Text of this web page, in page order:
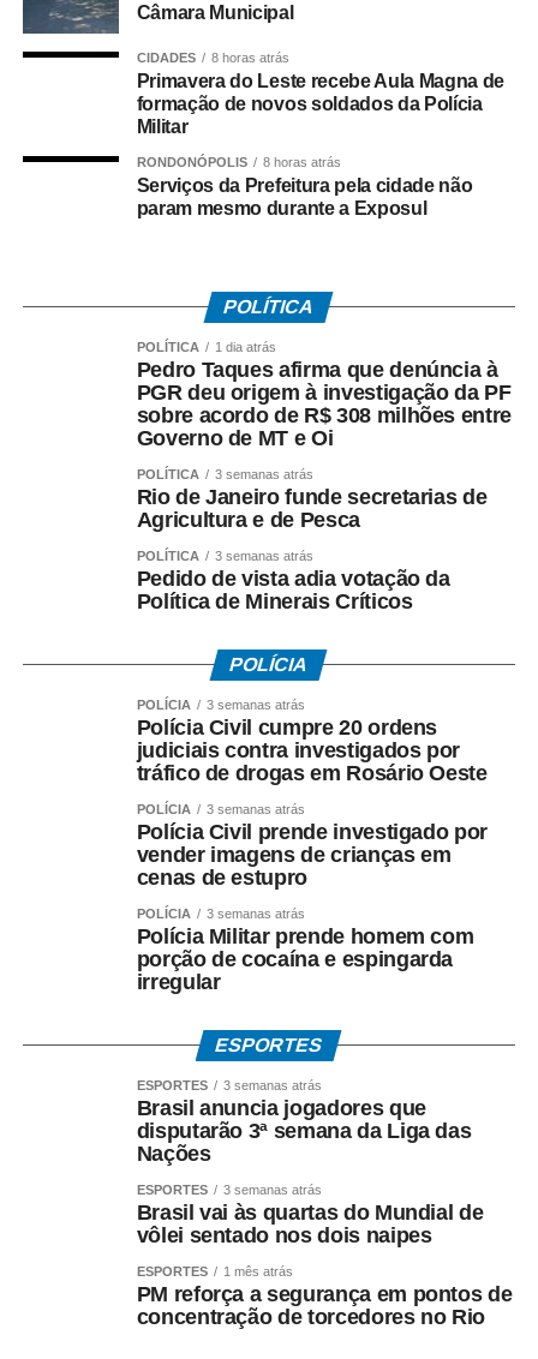
correspondem à plástica mamária feminina não
estética, responsável por 82,3% das internações.
O grupo inclui cirurgias com indicação médica para
corrigir deformidades congênitas, assimetrias
importantes, hipertrofia mamária associada a dores e
limitações físicas e sequelas provocadas por doenças ou
reconstrução mamária pós-mastectomia, com implante de
prótese, além de 3.429 internações relacionadas à
reconstrução mamária pós-mastectomia total.
Concentração no Sudeste
Estados do Sudeste responderam por 50.848
internações, o equivalente a 56,1% de todos os
procedimentos mamários não estéticos e reconstrutivos
feitos pelo SUS entre 2016 e 2025.
Sozinho, o estado de São Paulo concentrou um terço dos
aparecem na sequência. Entre as demais regiões, o Sul
somou 9.098 internações; o Nordeste, 15.985; o Centro-
Oeste, 5.695; e o Norte, 3.022.
Fonte: EBC Saúde
COMENTE ABAIXO:
WhatsApp
Facebook
Twitter
Messenger
LinkedIn
Share
Câmara Municipal
CIDADES 8 horas atrás
Primavera do Leste recebe Aula Magna de
formação de novos soldados da Polícia
Militar
RONDONÓPOLIS 8 horas atrás
Serviços da Prefeitura pela cidade não
param mesmo durante a Exposul
POLÍTICA
POLÍTICA 1 dia atrás
Pedro Taques afirma que denúncia à
PGR deu origem à investigação da PF
sobre acordo de R$ 308 milhões entre
Governo de MT e Oi
POLÍTICA 3 semanas atrás
Rio de Janeiro funde secretarias de
Agricultura e de Pesca
POLÍTICA 3 semanas atrás
Pedido de vista adia votação da
Política de Minerais Críticos
POLÍCIA
POLÍCIA 3 semanas atrás
Polícia Civil cumpre 20 ordens
judiciais contra investigados por
tráfico de drogas em Rosário Oeste
POLÍCIA 3 semanas atrás
Polícia Civil prende investigado por
vender imagens de crianças em
cenas de estupro
POLÍCIA 3 semanas atrás
Polícia Militar prende homem com
porção de cocaína e espingarda
irregular
ESPORTES
ESPORTES 3 semanas atrás
Brasil anuncia jogadores que
disputarão 3ª semana da Liga das
Nações
ESPORTES 3 semanas atrás
Brasil vai às quartas do Mundial de
vôlei sentado nos dois naipes
ESPORTES 1 mês atrás
PM reforça a segurança em pontos de
concentração de torcedores no Rio